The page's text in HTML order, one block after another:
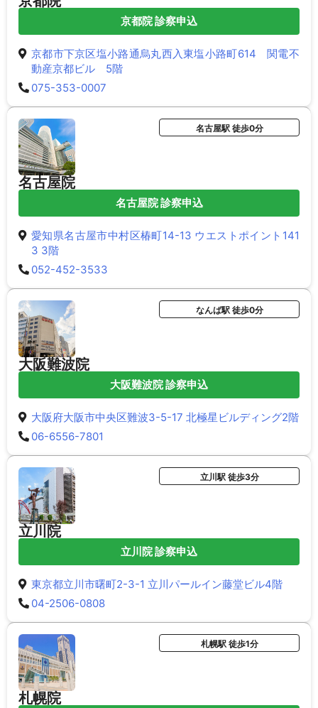
京都院 診察申込
京都市下京区塩小路通烏丸西入東塩小路町614 関電不
動産京都ビル 5階
075-353-0007
名古屋院
名古屋駅 徒歩0分
名古屋院 診察申込
愛知県名古屋市中村区椿町14-13 ウエストポイント141
3 3階
052-452-3533
大阪難波院
なんば駅 徒歩0分
大阪難波院 診察申込
大阪府大阪市中央区難波3-5-17 北極星ビルディング2階
06-6556-7801
立川院
立川駅 徒歩3分
立川院 診察申込
東京都立川市曙町2-3-1 立川パールイン藤堂ビル4階
04-2506-0808
札幌院
札幌駅 徒歩1分